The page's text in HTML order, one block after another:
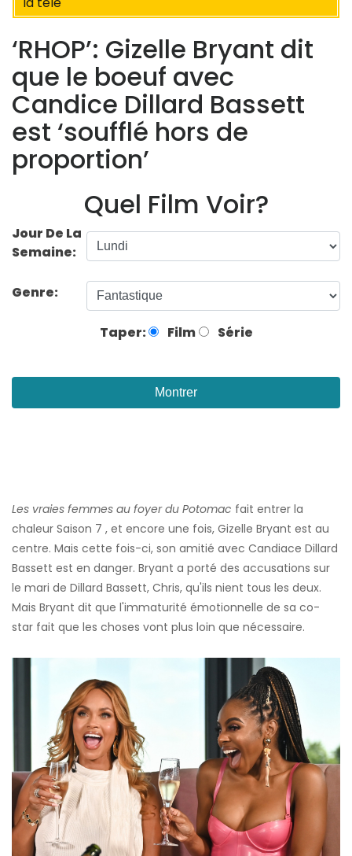
‘RHOP’: Gizelle Bryant dit
que le boeuf avec
Candice Dillard Bassett
est ‘soufflé hors de
proportion’
Quel Film Voir?
Jour De La
Semaine:
Genre:
Taper: Film Série
Montrer
Les vraies femmes au foyer du Potomac fait entrer la
chaleur Saison 7 , et encore une fois, Gizelle Bryant est au
centre. Mais cette fois-ci, son amitié avec Candiace Dillard
Bassett est en danger. Bryant a porté des accusations sur
le mari de Dillard Bassett, Chris, qu'ils nient tous les deux.
Mais Bryant dit que l'immaturité émotionnelle de sa co-
star fait que les choses vont plus loin que nécessaire.